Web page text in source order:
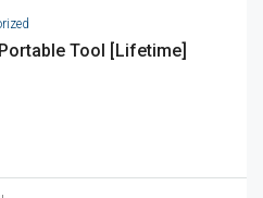
Tool [Lifetime]